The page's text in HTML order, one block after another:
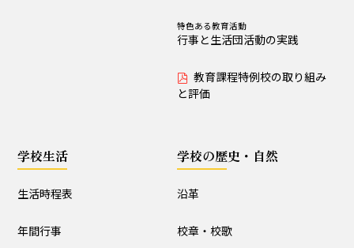
特色ある教育活動
行事と生活団活動の実践
給食
R8学校通信 巻頭言
特色ある教育活動
行事と生活団活動の実践
教育課程特例校の取り組み
と評価
学校生活
生活時程表
年間行事
学校の歴史・自然
沿革
校章・校歌